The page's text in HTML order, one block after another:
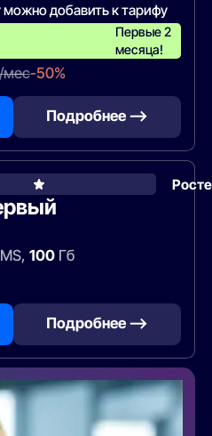
можно добавить к тарифу
Первые 2
месяца!
мес-50%
Подробнее —>
100Гб
Подробнее —>